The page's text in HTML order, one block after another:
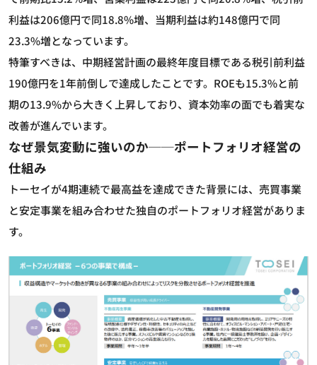
利益は206億円で同18.8%増、当期利益は約148億円で同
23.3%増となっています。
特筆すべきは、中期経営計画の最終年度目標である税引前利益
190億円を1年前倒しで達成したことです。ROEも15.3%と前
期の13.9%から大きく上昇しており、資本効率の面でも着実な
改善が進んでいます。
なぜ景気変動に強いのか──ポートフォリオ経営の
仕組み
トーセイが4期連続で最高益を達成できた背景には、売買事業
と安定事業を組み合わせた独自のポートフォリオ経営がありま
す。